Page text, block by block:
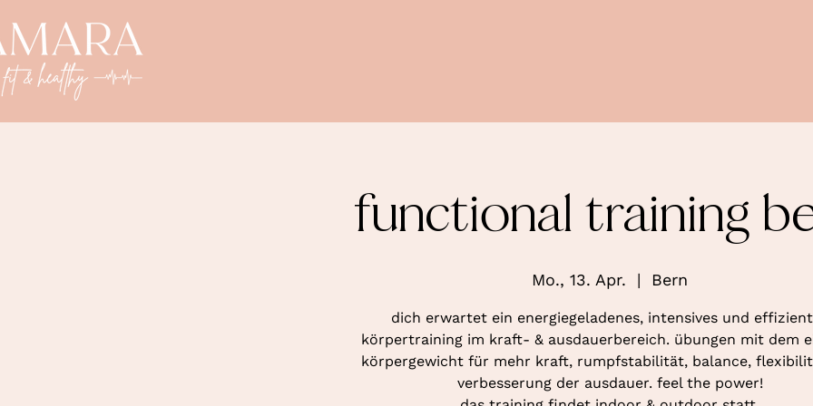
functional training
Mo., 13. Apr.
  |
Bern
dich erwartet ein energiegeladenes, intensives und
körpertraining im kraft- & ausdauerbereich. übungen mit dem
körpergewicht für mehr kraft, rumpfstabilität, balance,
verbesserung der ausdauer. feel the power!